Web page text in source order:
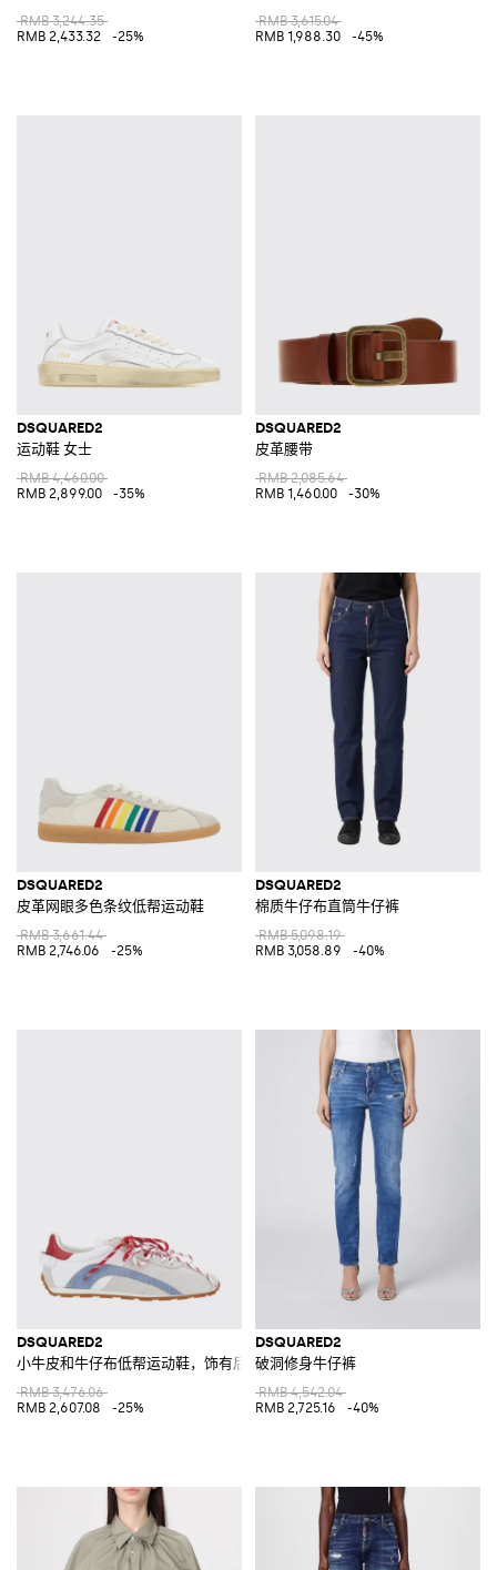
RMB 3,244.35
RMB 2,433.32
-25%
RMB 3,615.04
RMB 1,988.30
-45%
DSQUARED2
运动鞋 女士
RMB 4,460.00
RMB 2,899.00
-35%
DSQUARED2
皮革腰带
RMB 2,085.64
RMB 1,460.00
-30%
DSQUARED2
皮革网眼多色条纹低帮运动鞋
RMB 3,661.44
RMB 2,746.06
-25%
DSQUARED2
棉质牛仔布直筒牛仔裤
RMB 5,098.19
RMB 3,058.89
-40%
DSQUARED2
小牛皮和牛仔布低帮运动鞋，饰有后置徽标
RMB 3,476.06
RMB 2,607.08
-25%
DSQUARED2
破洞修身牛仔裤
RMB 4,542.04
RMB 2,725.16
-40%